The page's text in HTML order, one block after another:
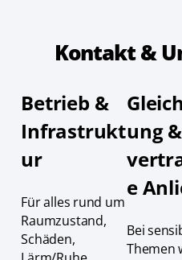
Kontakt &
Betrieb &
Infrastrukt
ur
Für alles rund um
Raumzustand,
Schäden,
ung &
e
Bei
Themen